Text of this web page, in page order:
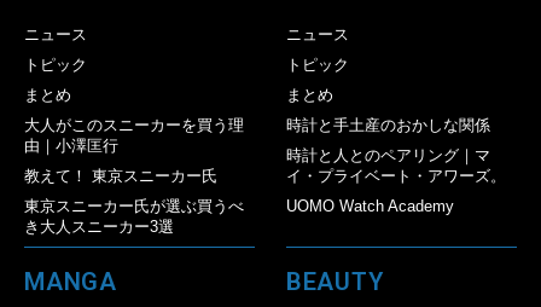
ニュース
トピック
まとめ
大人がこのスニーカーを買う理
由｜小澤匡行
教えて！ 東京スニーカー氏
東京スニーカー氏が選ぶ買うべ
き大人スニーカー3選
ニュース
トピック
まとめ
時計と手土産のおかしな関係
時計と人とのペアリング｜マ
イ・プライベート・アワーズ。
UOMO Watch Academy
MANGA BEAUTY